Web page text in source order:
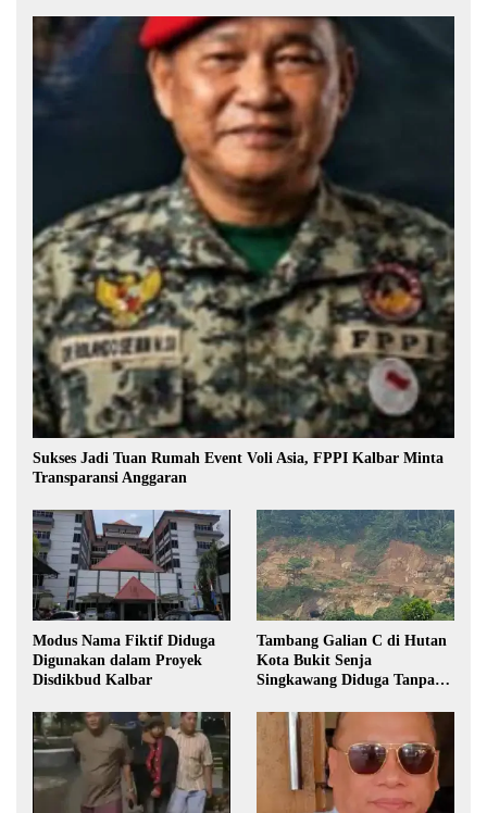
Sukses Jadi Tuan Rumah Event Voli Asia, FPPI Kalbar Minta
Transparansi Anggaran
Modus Nama Fiktif Diduga
Digunakan dalam Proyek
Disdikbud Kalbar
Tambang Galian C di Hutan
Kota Bukit Senja
Singkawang Diduga Tanpa